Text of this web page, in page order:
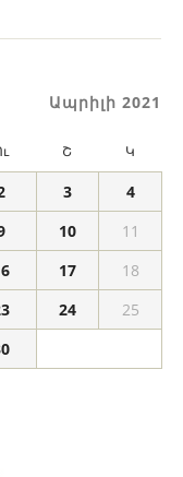
Ապրիլի 2021
Շ Կ
3
4
10
11
17
18
24
25